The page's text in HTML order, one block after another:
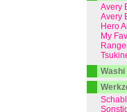
Avery
Avery
Hero
My
Washi